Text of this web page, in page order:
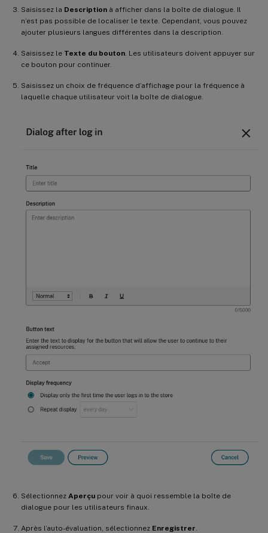
Saisissez la Description à afficher dans la boîte de dialogue. Il
n’est pas possible de localiser le texte. Cependant, vous pouvez
ajouter plusieurs langues différentes dans la description.
Saisissez le Texte du bouton. Les utilisateurs doivent appuyer sur
ce bouton pour continuer.
Saisissez un choix de fréquence d’affichage pour la fréquence à
laquelle chaque utilisateur voit la boîte de dialogue.
Sélectionnez Aperçu pour voir à quoi ressemble la boîte de
dialogue pour les utilisateurs finaux.
Après l’auto-évaluation, sélectionnez Enregistrer